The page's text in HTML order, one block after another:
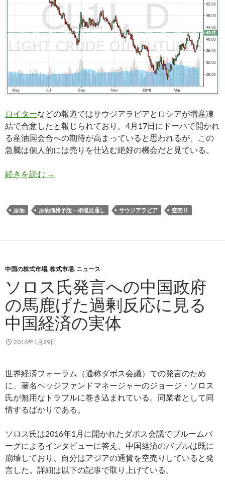
ロイターなどの報道ではサウジアラビアとロシアが増産凍
結で合意したと報じられており、4月17日にドーハで開かれ
る産油国会合への期待が高まっていると思われるが、この
急騰は個人的には売りを仕込む絶好の機会だと見ている。
続きを読む 原油価格上昇で空売りの好機か: ドーハ産油国
→
原油 原油価格予想・相場見通し サウジアラビア 空売り
中国の株式市場, 株式市場, ニュース
ソロス氏発言への中国政府
の馬鹿げた過剰反応に見る
中国経済の実体
2016年1月29日
世界経済フォーラム（通称ダボス会議）での発言のため
に、著名ヘッジファンドマネージャーのジョージ・ソロス
氏が無用なトラブルに巻き込まれている。同業者として同
情するばかりである。
ソロス氏は2016年1月に開かれたダボス会議でブルームバ
ーグによるインタビューに答え、中国経済のバブルは既に
崩壊しており、自分はアジアの通貨を空売りしていると発
言した。詳細は以下の記事で取り上げている。